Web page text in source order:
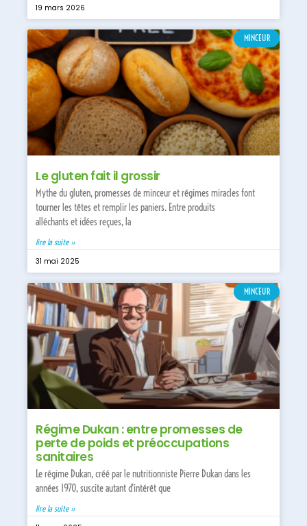
19 mars 2026
MINCEUR
Le gluten fait il grossir
Mythe du gluten, promesses de minceur et régimes miracles font
tourner les têtes et remplir les paniers. Entre produits
alléchants et idées reçues, la
lire la suite »
31 mai 2025
MINCEUR
Régime Dukan : entre promesses de
perte de poids et préoccupations
sanitaires
Le régime Dukan, créé par le nutritionniste Pierre Dukan dans les
années 1970, suscite autant d'intérêt que
lire la suite »